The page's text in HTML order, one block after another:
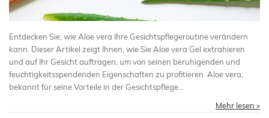
Entdecken Sie, wie Aloe vera Ihre Gesichtspflegeroutine verändern
kann. Dieser Artikel zeigt Ihnen, wie Sie Aloe vera Gel extrahieren
und auf Ihr Gesicht auftragen, um von seinen beruhigenden und
feuchtigkeitsspendenden Eigenschaften zu profitieren. Aloe vera,
bekannt für seine Vorteile in der Gesichtspflege...
Mehr lesen »